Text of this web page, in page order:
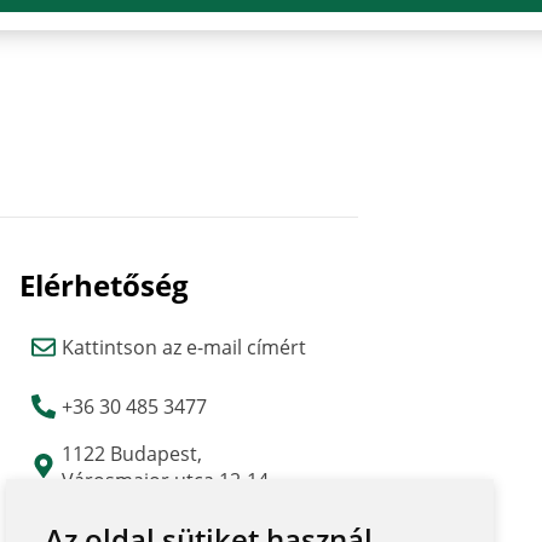
Elérhetőség
Kattintson az e-mail címért
+36 30 485 3477
1122 Budapest,
Városmajor utca 12-14.